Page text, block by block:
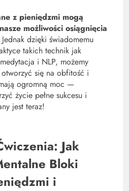
z pieniędzmi mogą
możliwości osiągnięcia
Jednak dzięki świadomemu
takich technik jak
i NLP, możemy
się na obfitość i
ogromną moc —
życie pełne sukcesu i
jest teraz!
Jak
Bloki
i